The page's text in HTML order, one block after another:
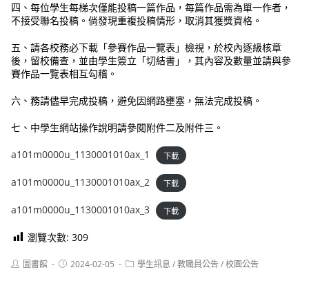
四、每位學生每梯次僅能投稿一篇作品，每篇作品需為單一作者，
不接受聯名投稿。倘發現重複投稿情形，取消其獲獎資格。
五、請各校務必下載「參賽作品一覽表」檢視，於校內逐級核章
後，留校備查，並由學生簽立「切結書」，其內容及數量並請與參
賽作品一覽表相互勾稽。
六、務請儘早完成投稿，避免因網路壅塞，無法完成投稿。
七、中學生網站操作說明請參閱附件二及附件三。
a101m0000u_1130001010ax_1 下載
a101m0000u_1130001010ax_2 下載
a101m0000u_1130001010ax_3 下載
瀏覽次數: 309
Post圖書館
Post2024-02-05
Post學生訊息 /教職員公告/校園公告